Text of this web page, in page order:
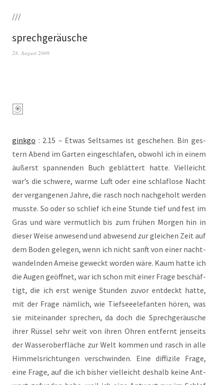
///
sprechgeräusche
28. August 2009
gink­go : 2.15 – Etwas Selt­sa­mes ist gesche­hen. Bin ges­
tern Abend im Gar­ten ein­ge­schla­fen, obwohl ich in einem
äußerst span­nen­den Buch geblät­tert hat­te. Viel­leicht
war’s die schwe­re, war­me Luft oder eine schlaf­lo­se Nacht
der ver­gan­ge­nen Jah­re, die rasch noch nach­ge­holt wer­den
muss­te. So oder so schlief ich eine Stun­de tief und fest im
Gras und wäre ver­mut­lich bis zum frü­hen Mor­gen hin in
die­ser Wei­se anwe­send und abwe­send zur glei­chen Zeit auf
dem Boden gele­gen, wenn ich nicht sanft von einer nacht­
wan­deln­den Amei­se geweckt wor­den wäre. Kaum hat­te ich
die Augen geöff­net, war ich schon mit einer Fra­ge beschäf­
tigt, die ich erst weni­ge Stun­den zuvor ent­deckt hat­te,
mit der Fra­ge näm­lich, wie Tief­see­ele­fan­ten hören, was
sie mit­ein­an­der spre­chen, da doch die Sprech­ge­räu­sche
ihrer Rüs­sel sehr weit von ihren Ohren ent­fernt jen­seits
der Was­ser­ober­flä­che zur Welt kom­men und rasch in alle
Him­mels­rich­tun­gen ver­schwin­den. Eine dif­fi­zi­le Fra­ge,
eine Fra­ge, auf die ich bis­her viel­leicht des­halb kei­ne Ant­